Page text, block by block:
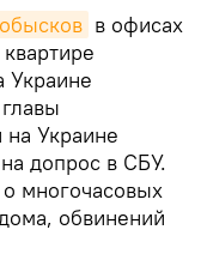
в офисах
Украине
на Украине
допрос в СБУ.
многочасовых
обвинений